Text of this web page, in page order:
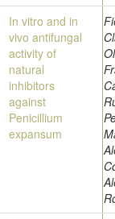
In vitro and in
vivo antifungal
activity of
natural
inhibitors
against
Penicillium
expansum